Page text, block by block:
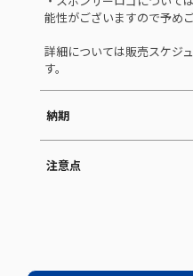
能性がございますので予め
詳細については販売スケジ
す。
納期
注意点